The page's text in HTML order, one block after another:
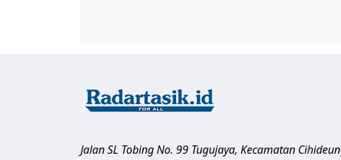
Jalan SL Tobing No. 99 Tugujaya, Kecamatan